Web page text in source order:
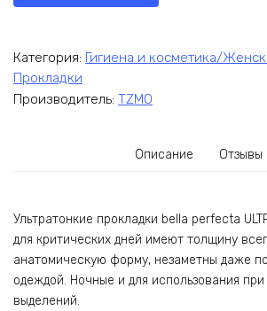
Категория: Гигиена и косметика/
Прокладки
Производитель: TZMO
Описание Отзывы
Ультратонкие прокладки bella perfecta
для критических дней имеют толщину
анатомическую форму, незаметны даже
одеждой. Ночные и для использования
выделений.